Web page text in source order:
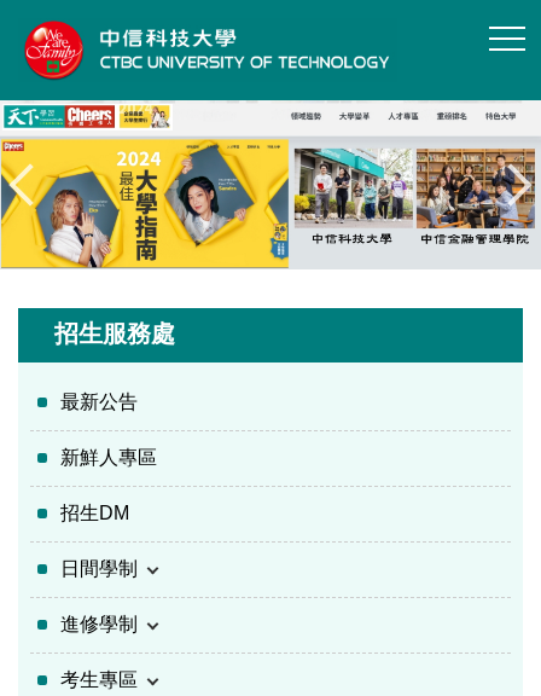
到
要
內
容
區
招生服務處
最新公告
新鮮人專區
招生DM
日間學制
進修學制
考生專區